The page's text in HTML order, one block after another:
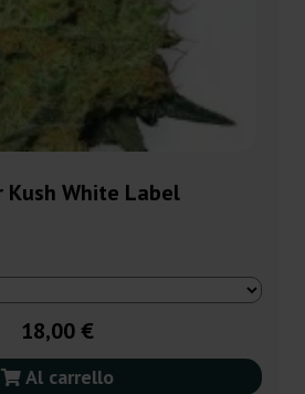
Kush White Label
18,00 €
Al carrello